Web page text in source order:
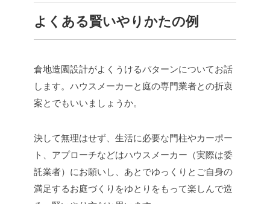
よくある賢いやりかたの例
倉地造園設計がよくうけるパターンについてお話
します。ハウスメーカーと庭の専門業者との折衷
案とでもいいましょうか。
決して無理はせず、生活に必要な門柱やカーポー
ト、アプローチなどはハウスメーカー（実際は委
託業者）にお願いし、あとでゆっくりとご自身の
満足するお庭づくりをゆとりをもって楽しんで造